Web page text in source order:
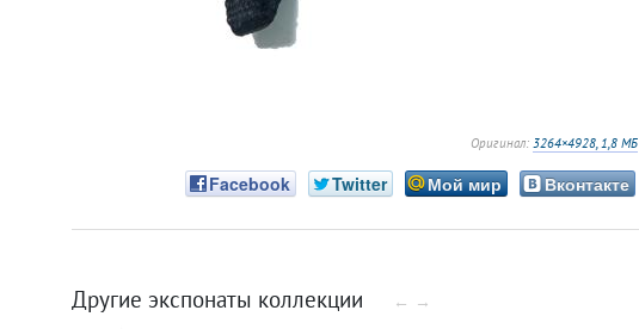
Оригинал: 3264×4928, 1,8 МБ
Facebook Twitter Мой мир Вконтакте
Другие экспонаты коллекции ← →